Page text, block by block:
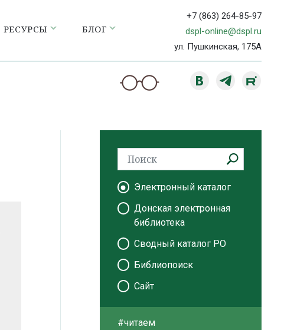
РЕСУРСЫ БЛОГ
+7 (863) 264-85-97
dspl-online@dspl.ru
ул. Пушкинская, 175А
Электронный каталог
Донская электронная
библиотека
Сводный каталог РО
Библиопоиск
Сайт
#читаем